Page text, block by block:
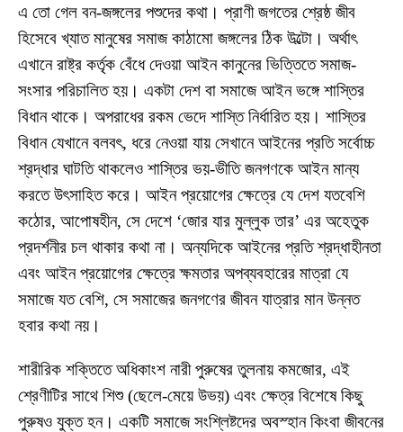
এ তো গেল বন-জঙ্গলের পশুদের কথা। প্রাণী জগতের শ্রেষ্ঠ জীব
হিসেবে খ্যাত মানুষের সমাজ কাঠামো জঙ্গলের ঠিক উল্টো। অর্থাৎ
এখানে রাষ্ট্র কর্তৃক বেঁধে দেওয়া আইন কানুনের ভিত্তিতে সমাজ-
সংসার পরিচালিত হয়। একটা দেশ বা সমাজে আইন ভঙ্গে শাস্তির
বিধান থাকে। অপরাধের রকম ভেদে শাস্তি নির্ধারিত হয়। শাস্তির
বিধান যেখানে বলবৎ, ধরে নেওয়া যায় সেখানে আইনের প্রতি সর্বোচ্চ
শ্রদ্ধার ঘাটতি থাকলেও শাস্তির ভয়-ভীতি জনগণকে আইন মান্য
করতে উৎসাহিত করে। আইন প্রয়োগের ক্ষেত্রে যে দেশ যতবেশি
কঠোর, আপোষহীন, সে দেশে ‘জোর যার মুল্লুক তার’ এর অহেতুক
প্রদর্শনীর চল থাকার কথা না। অন্যদিকে আইনের প্রতি শ্রদ্ধাহীনতা
এবং আইন প্রয়োগের ক্ষেত্রে ক্ষমতার অপব্যবহারের মাত্রা যে
সমাজে যত বেশি, সে সমাজের জনগণের জীবন যাত্রার মান উন্নত
হবার কথা নয়।
শারীরিক শক্তিতে অধিকাংশ নারী পুরুষের তুলনায় কমজোর, এই
শ্রেণীটির সাথে শিশু (ছেলে-মেয়ে উভয়) এবং ক্ষেত্র বিশেষে কিছু
পুরুষও যুক্ত হন। একটি সমাজে সংশ্লিষ্টদের অবস্হান কিংবা জীবনের